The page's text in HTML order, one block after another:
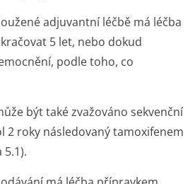
adjuvantní léčbě má léčba
5 let, nebo dokud
podle toho, co
být také zvažováno sekvenční
2 roky následovaný tamoxifenem
5.1).